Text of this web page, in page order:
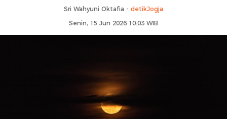
Sri Wahyuni Oktafia - detikJogja
Senin, 15 Jun 2026 10:03 WIB